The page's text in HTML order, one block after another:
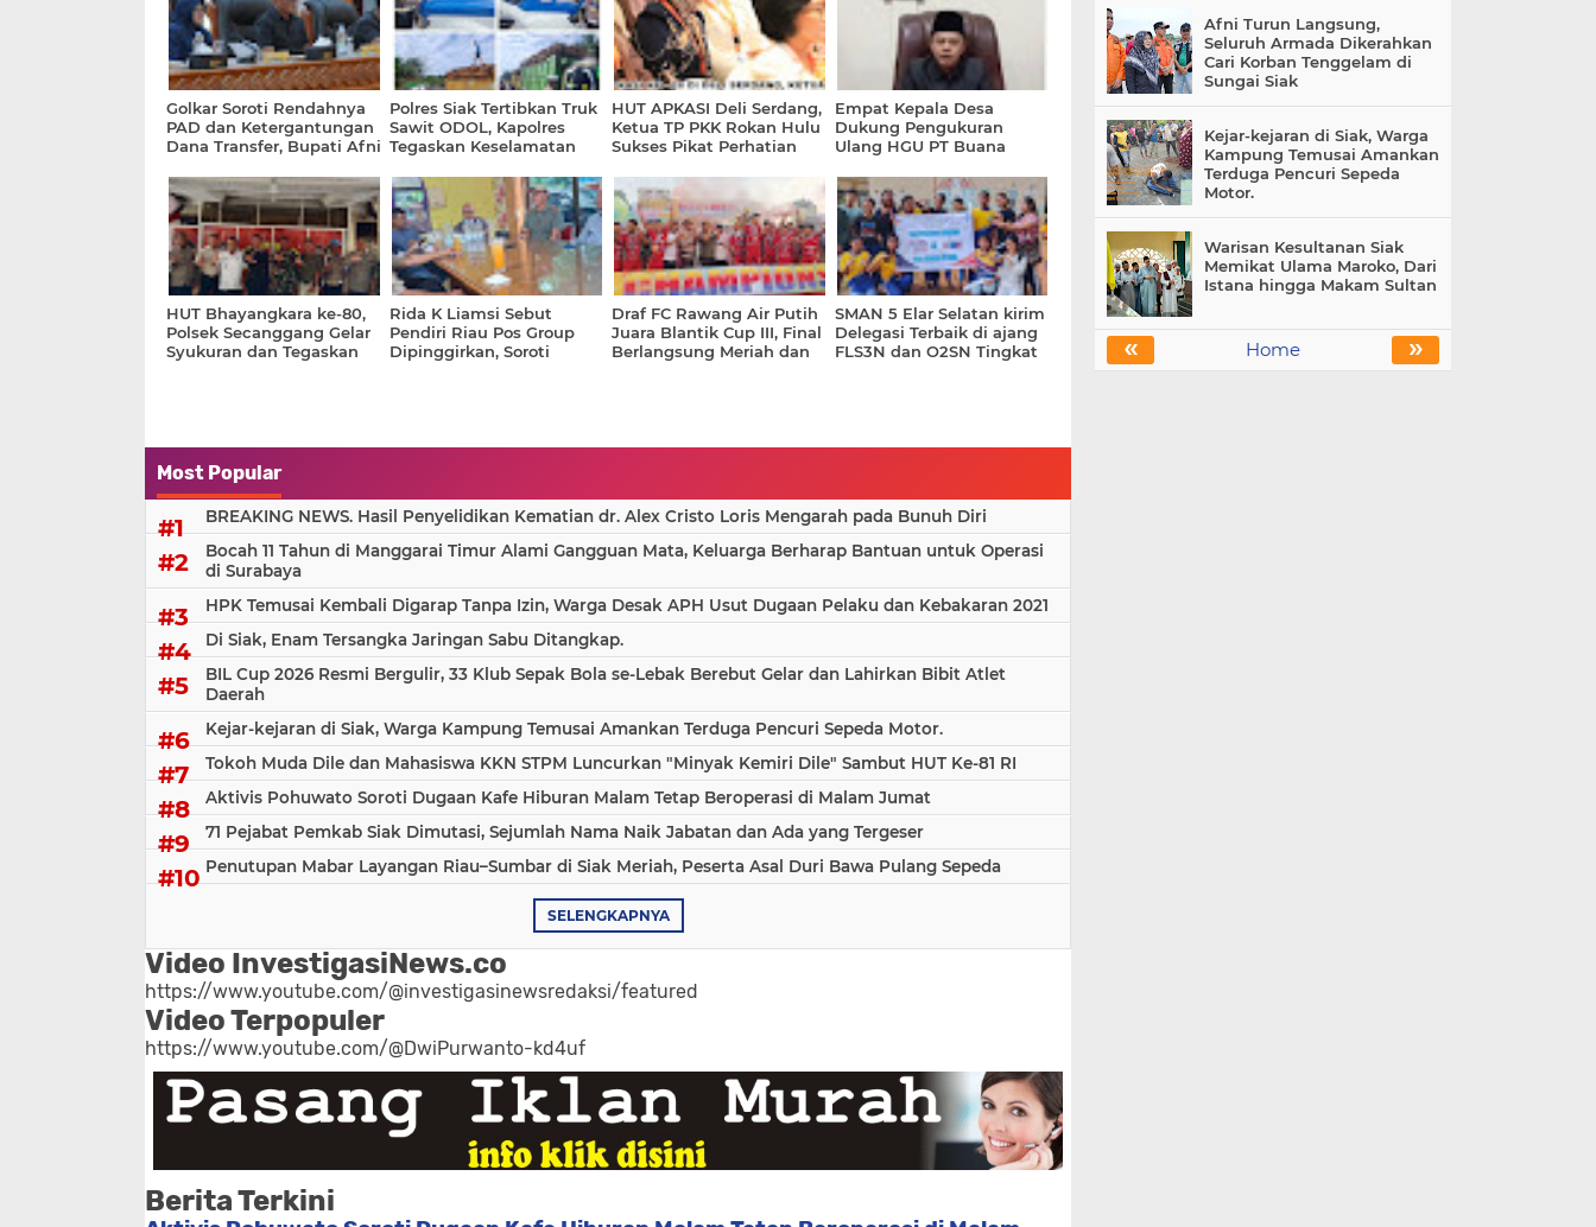
Golkar Soroti Rendahnya
PAD dan Ketergantungan
Dana Transfer, Bupati Afni
Bangun Siak di Tengah
Keterbatasan Fiskal
Polres Siak Tertibkan Truk
Sawit ODOL, Kapolres
Tegaskan Keselamatan
HUT APKASI Deli Serdang,
Ketua TP PKK Rokan Hulu
Sukses Pikat Perhatian
Khas Daerah
Empat Kepala Desa
Dukung Pengukuran
Ulang HGU PT Buana
Secanggang Masuki
Babak Baru
HUT Bhayangkara ke-80,
Polsek Secanggang Gelar
Syukuran dan Tegaskan
Rida K Liamsi Sebut
Pendiri Riau Pos Group
Dipinggirkan, Soroti
Draf FC Rawang Air Putih
Juara Blantik Cup III, Final
Berlangsung Meriah dan
SMAN 5 Elar Selatan kirim
Delegasi Terbaik di ajang
FLS3N dan O2SN Tingkat
Most Popular
BREAKING NEWS. Hasil Penyelidikan Kematian dr. Alex Cristo Loris Mengarah pada Bunuh Diri
Bocah 11 Tahun di Manggarai Timur Alami Gangguan Mata, Keluarga Berharap Bantuan untuk Operasi
di Surabaya
HPK Temusai Kembali Digarap Tanpa Izin, Warga Desak APH Usut Dugaan Pelaku dan Kebakaran 2021
Di Siak, Enam Tersangka Jaringan Sabu Ditangkap.
BIL Cup 2026 Resmi Bergulir, 33 Klub Sepak Bola se-Lebak Berebut Gelar dan Lahirkan Bibit Atlet
Daerah
Kejar-kejaran di Siak, Warga Kampung Temusai Amankan Terduga Pencuri Sepeda Motor.
Tokoh Muda Dile dan Mahasiswa KKN STPM Luncurkan "Minyak Kemiri Dile" Sambut HUT Ke-81 RI
Aktivis Pohuwato Soroti Dugaan Kafe Hiburan Malam Tetap Beroperasi di Malam Jumat
71 Pejabat Pemkab Siak Dimutasi, Sejumlah Nama Naik Jabatan dan Ada yang Tergeser
Penutupan Mabar Layangan Riau–Sumbar di Siak Meriah, Peserta Asal Duri Bawa Pulang Sepeda
SELENGKAPNYA
Video InvestigasiNews.co
https://www.youtube.com/@investigasinewsredaksi/featured
Video Terpopuler
https://www.youtube.com/@DwiPurwanto-kd4uf
Berita Terkini
Afni Turun Langsung,
Seluruh Armada Dikerahkan
Cari Korban Tenggelam di
Sungai Siak
Kejar-kejaran di Siak, Warga
Kampung Temusai Amankan
Terduga Pencuri Sepeda
Motor.
Warisan Kesultanan Siak
Memikat Ulama Maroko, Dari
Istana hingga Makam Sultan
« »
Home